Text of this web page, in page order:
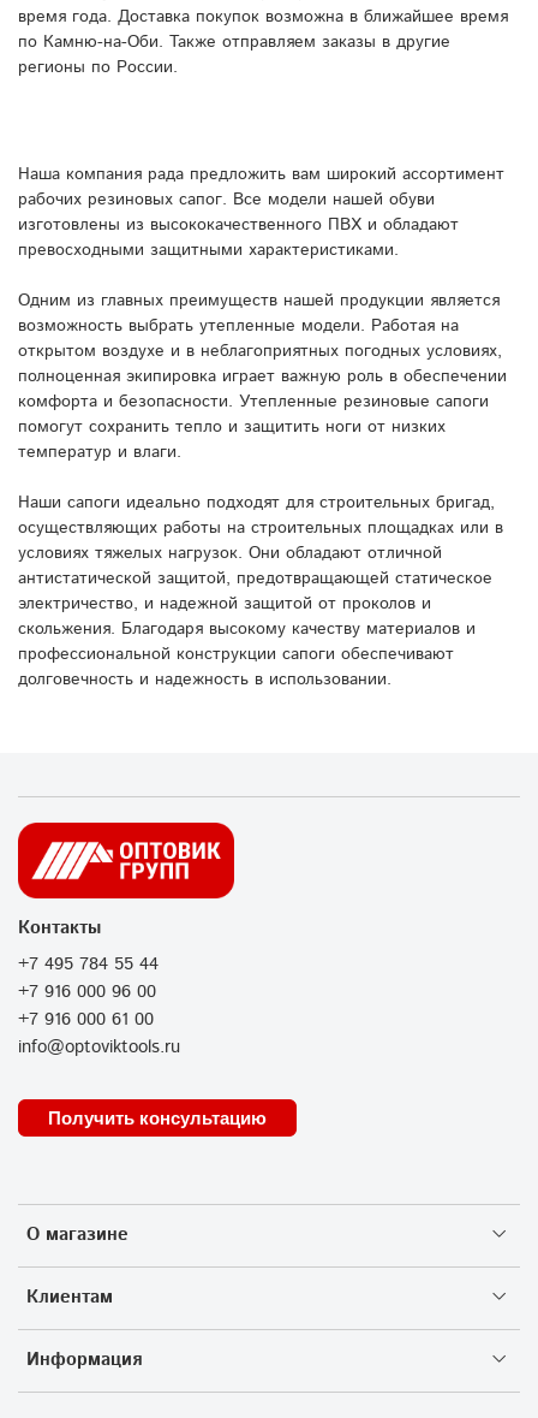
время года. Доставка покупок возможна в ближайшее время
по Камню-на-Оби. Также отправляем заказы в другие
регионы по России.
Наша компания рада предложить вам широкий ассортимент
рабочих резиновых сапог. Все модели нашей обуви
изготовлены из высококачественного ПВХ и обладают
превосходными защитными характеристиками.
Одним из главных преимуществ нашей продукции является
возможность выбрать утепленные модели. Работая на
открытом воздухе и в неблагоприятных погодных условиях,
полноценная экипировка играет важную роль в обеспечении
комфорта и безопасности. Утепленные резиновые сапоги
помогут сохранить тепло и защитить ноги от низких
температур и влаги.
Наши сапоги идеально подходят для строительных бригад,
осуществляющих работы на строительных площадках или в
условиях тяжелых нагрузок. Они обладают отличной
антистатической защитой, предотвращающей статическое
электричество, и надежной защитой от проколов и
скольжения. Благодаря высокому качеству материалов и
профессиональной конструкции сапоги обеспечивают
долговечность и надежность в использовании.
О магазине
Клиентам
Информация
Контакты
+7 495 784 55 44
+7 916 000 96 00
+7 916 000 61 00
info@optoviktools.ru
Получить консультацию